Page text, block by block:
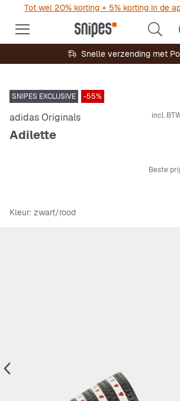
Tot wel 20% korting + 5% korting in de
Snelle verzending met
SNIPES EXCLUSIVE -55%
adidas Originals
Adilette
incl.
Beste
Kleur: zwart/rood